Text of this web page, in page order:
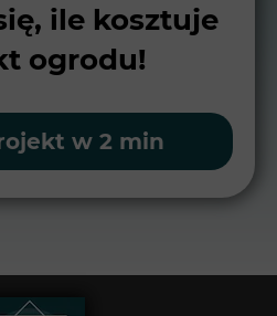
ile kosztuje
ogrodu!
w 2 min